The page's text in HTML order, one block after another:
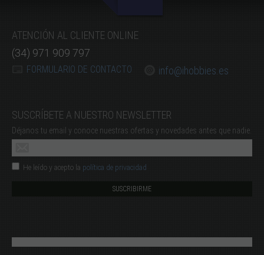
ATENCIÓN AL CLIENTE ONLINE
(34) 971 909 797
FORMULARIO DE CONTACTO info@ihobbies.es
SUSCRÍBETE A NUESTRO NEWSLETTER
Déjanos tu email y conoce nuestras ofertas y novedades antes que nadie.
He leído y acepto la política de privacidad